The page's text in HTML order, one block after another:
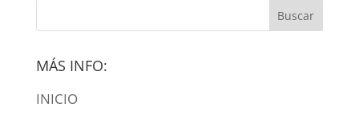
MÁS INFO:
INICIO